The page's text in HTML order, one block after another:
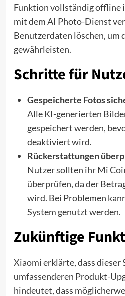
Funktion vollständig offline
mit dem AI Photo-Dienst
Benutzerdaten löschen, um
gewährleisten.
Schritte für
Gespeicherte Fotos
Alle KI-generierten
gespeichert werden,
deaktiviert wird.
Rückerstattungen
Nutzer sollten ihr Mi
überprüfen, da der
wird. Bei Problemen
System genutzt werden.
Zukünftige
Xiaomierklärte, dass dieser
umfassenderen Produkt-
hindeutet, dass